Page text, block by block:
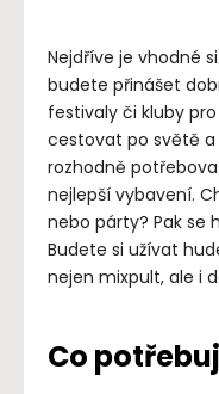
Nejdříve je vhodné
budete přinášet
festivaly či kluby
cestovat po světě
rozhodně
nejlepší vybavení.
nebo párty? Pak se
Budete si užívat
nejen mixpult, ale i
Co